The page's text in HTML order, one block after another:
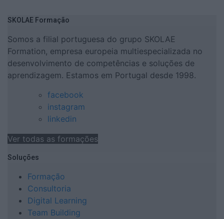
SKOLAE Formação
Somos a filial portuguesa do grupo SKOLAE
Formation, empresa europeia multiespecializada no
desenvolvimento de competências e soluções de
aprendizagem. Estamos em Portugal desde 1998.
facebook
instagram
linkedin
Ver todas as formações
Soluções
Formação
Consultoria
Digital Learning
Team Building